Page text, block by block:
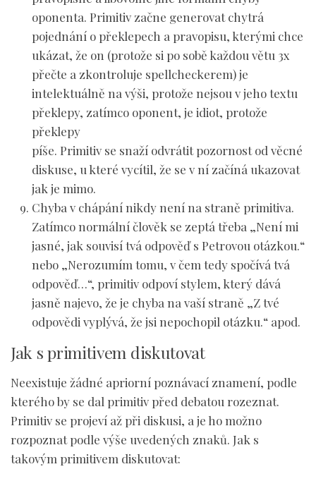
oponenta. Primitiv začne generovat chytrá
pojednání o překlepech a pravopisu, kterými chce
ukázat, že on (protože si po sobě každou větu 3x
přečte a zkontroluje spellcheckerem) je
intelektuálně na výši, protože nejsou v jeho textu
překlepy, zatímco oponent, je idiot, protože
překlepy
píše. Primitiv se snaží odvrátit pozornost od věcné
diskuse, u které vycítil, že se v ní začíná ukazovat
jak je mimo.
Chyba v chápánínikdy není na straně primitiva.
Zatímco normální člověk se zeptá třeba „Není mi
jasné, jak souvisí tvá odpověď s Petrovou otázkou.“
nebo „Nerozumím tomu, v čem tedy spočívá tvá
odpověď…“, primitiv odpoví stylem, který dává
jasně najevo, že je chyba na vaší straně „Z tvé
odpovědi vyplývá, že jsi nepochopil otázku.“ apod.
Jak s primitivem diskutovat
Neexistuje žádné apriorní poznávací znamení, podle
kterého by se dal primitiv před debatou rozeznat.
Primitiv se projeví až při diskusi, a je ho možno
rozpoznat podle výše uvedených znaků. Jak s
takovým primitivem diskutovat: